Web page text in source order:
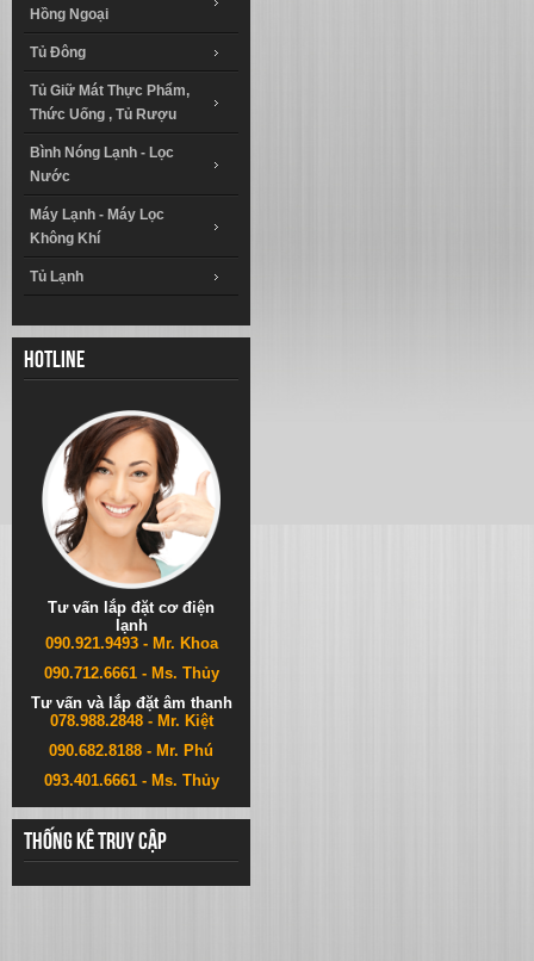
Hồng Ngoại
Tủ Đông
Tủ Giữ Mát Thực Phẩm,
Thức Uống , Tủ Rượu
Bình Nóng Lạnh - Lọc
Nước
Máy Lạnh - Máy Lọc
Không Khí
Tủ Lạnh
Hotline
Tư vấn lắp đặt cơ điện
lạnh
090.921.9493 - Mr. Khoa
090.712.6661 - Ms. Thủy
Tư vấn và lắp đặt âm thanh
078.988.2848 - Mr. Kiệt
090.682.8188 - Mr. Phú
093.401.6661 - Ms. Thủy
Thống kê truy cập